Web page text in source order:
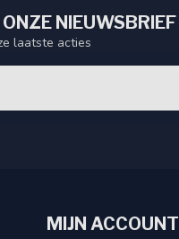
NIEUWSBRIEF
laatste acties
MIJN ACCOUNT